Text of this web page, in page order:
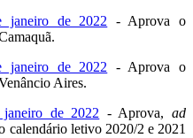
janeiro de 2022 - Aprova o
janeiro de 2022 - Aprova o
Aires.
de 2022 - Aprova, ad
calendário letivo 2020/2 e 2021